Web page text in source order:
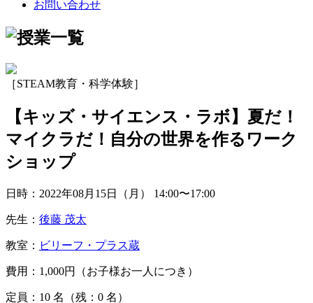
お問い合わせ
［STEAM教育・科学体験］
【キッズ・サイエンス・ラボ】夏だ！
マイクラだ！自分の世界を作るワーク
ショップ
日時：2022年08月15日（月） 14:00〜17:00
先生： 後藤 茂太
教室： ビリーフ・プラス蔵
費用：1,000円（お子様お一人につき）
定員：10 名 （残：0 名 ）